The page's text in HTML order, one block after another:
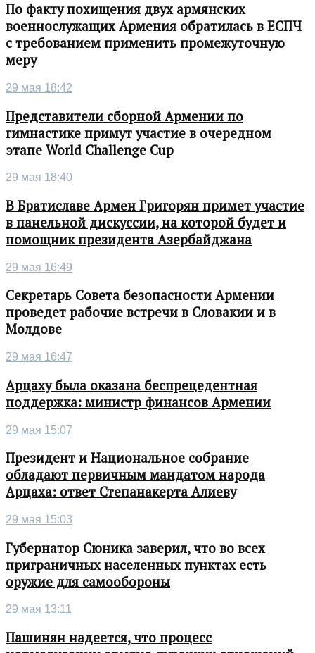
По факту похищения двух армянских
военнослужащих Армения обратилась в ЕСПЧ
с требованием применить промежуточную
меру
29 мая 18:42
Представители сборной Армении по
гимнастике примут участие в очередном
этапе World Challenge Cup
29 мая 18:40
В Братиславе Армен Григорян примет участие
в панельной дискуссии, на которой будет и
помощник президента Азербайджана
29 мая 16:49
Секретарь Совета безопасности Армении
проведет рабочие встречи в Словакии и в
Молдове
29 мая 16:47
Арцаху была оказана беспрецедентная
поддержка: министр финансов Армении
29 мая 15:07
Президент и Национальное собрание
обладают первичным мандатом народа
Арцаха: ответ Степанакерта Алиеву
29 мая 15:03
Губернатор Сюника заверил, что во всех
приграничных населенных пунктах есть
оружие для самообороны
29 мая 13:11
Пашинян надеется, что процесс